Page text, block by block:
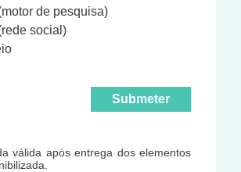
de pesquisa)
social)
válida após entrega dos elementos